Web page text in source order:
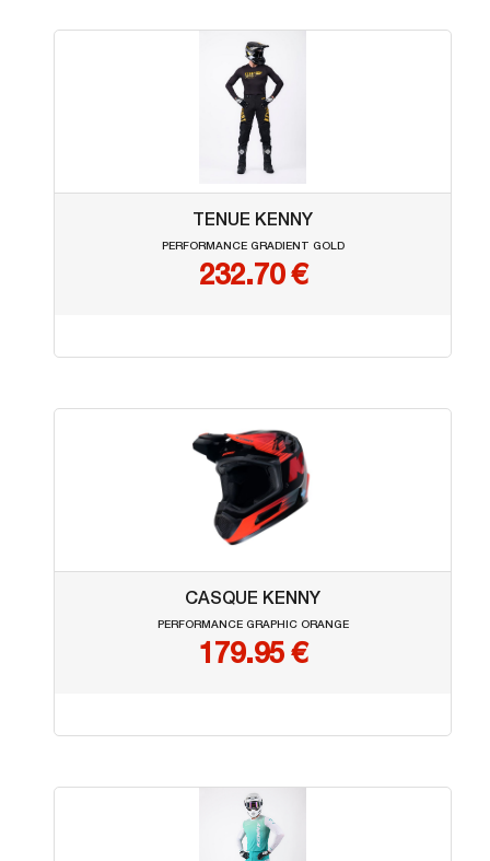
TENUE KENNY
PERFORMANCE GRADIENT GOLD
232.70 €
CASQUE KENNY
PERFORMANCE GRAPHIC ORANGE
179.95 €